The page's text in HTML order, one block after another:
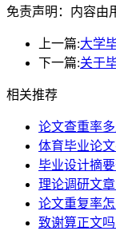
免责声明：内容由
上一篇:大学
下一篇:关于
相关推荐
论文查重率
体育毕业论
毕业设计摘
理论调研文
论文重复率怎
致谢算正文